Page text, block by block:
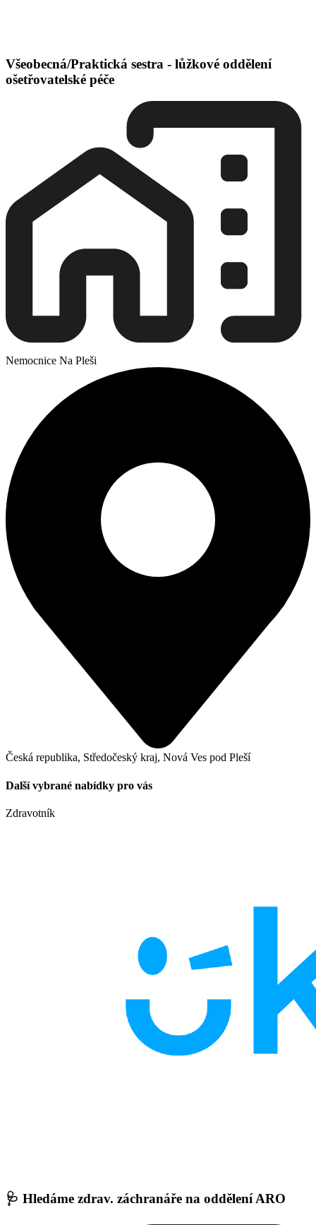
Všeobecná/Praktická sestra - lůžkové oddělení
ošetřovatelské péče
Nemocnice Na Pleši
Česká republika, Středočeský kraj, Nová Ves pod Pleší
Další vybrané nabídky pro vás
Zdravotník
🩺 Hledáme zdrav. záchranáře na oddělení ARO